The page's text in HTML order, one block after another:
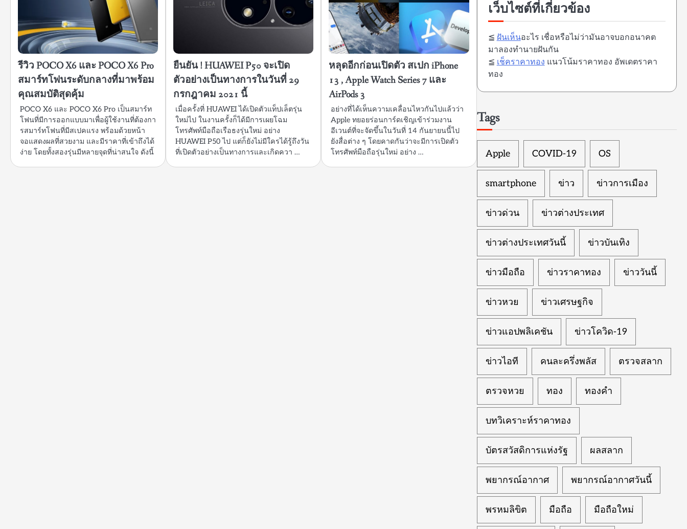
รีวิว POCO X6 และ POCO X6 Pro
สมาร์ทโฟนระดับกลางที่มาพร้อม
คุณสมบัติสุดคุ้ม
POCO X6 และ POCO X6 Pro เป็นสมาร์ท
โฟนที่มีการออกแบบมาเพื่อผู้ใช้งานที่ต้องกา
รสมาร์ทโฟนที่มีสเปคแรง พร้อมด้วยหน้า
จอแสดงผลที่สวยงาม และมีราคาที่เข้าถึงได้
ง่าย โดยทั้งสองรุ่นมีหลายจุดที่น่าสนใจ ดังนี้
ยืนยัน ! HUAWEI P50 จะเปิด
ตัวอย่างเป็นทางการในวันที่ 29
กรกฎาคม 2021 นี้
เมื่อครั้งที่ HUAWEI ได้เปิดตัวแท็ปเล็ตรุ่น
ใหม่ไป ในงานครั้งก็ได้มีการเผยโฉม
โทรศัพท์มือถือเรือธงรุ่นใหม่ อย่าง
HUAWEI P50 ไป แต่ก็ยังไม่มีใครได้รู้ถึงวัน
ที่เปิดตัวอย่างเป็นทางการและเกิดควา …
หลุดอีกก่อนเปิดตัว สเปก iPhone
13 , Apple Watch Series 7 และ
AirPods 3
อย่างที่ได้เห็นความเคลื่อนไหวกันไปแล้วว่า
Apple ทยอยร่อนการ์ดเชิญเข้าร่วมงาน
อีเวนต์ที่จะจัดขึ้นในวันที่ 14 กันยายนนี้ไป
ยังสื่อต่าง ๆ โดยคาดกันว่าจะมีการเปิดตัว
โทรศัพท์มือถือรุ่นใหม่ อย่าง …
เว็บไซต์ที่เกี่ยวข้อง
≦ ฝันเห็นอะไร เชื่อหรือไม่ว่ามันอาจบอกอนาคต
มาลองทำนายฝันกัน
≦ เช็คราคาทอง แนวโน้มราคาทอง อัพเดตราคา
ทอง
Tags
Apple COVID-19 OS
smartphone ข่าว ข่าวการเมือง
ข่าวด่วน ข่าวต่างประเทศ
ข่าวต่างประเทศวันนี้ ข่าวบันเทิง
ข่าวมือถือ ข่าวราคาทอง ข่าววันนี้
ข่าวหวย ข่าวเศรษฐกิจ
ข่าวแอปพลิเคชัน ข่าวโควิด-19
ข่าวไอที คนละครึ่งพลัส ตรวจสลาก
ตรวจหวย ทอง ทองคำ
บทวิเคราะห์ราคาทอง
บัตรสวัสดิการแห่งรัฐ ผลสลาก
พยากรณ์อากาศ พยากรณ์อากาศวันนี้
พรหมลิขิต มือถือ มือถือใหม่